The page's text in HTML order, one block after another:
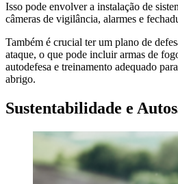
Isso pode envolver a instalação de
câmeras de vigilância, alarmes e
Também é crucial ter um plano de
ataque, o que pode incluir armas de
autodefesa e treinamento adequado
abrigo.
Sustentabilidade e